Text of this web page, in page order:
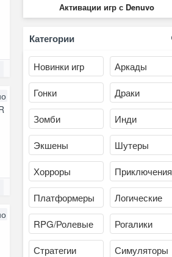
Активации игр с Denuvo
Категории
Новинки игр Аркады
Гонки Драки
Зомби Инди
Экшены Шутеры
Хорроры Приключения
Платформеры Логические
RPG/Ролевые Рогалики
Стратегии Симуляторы